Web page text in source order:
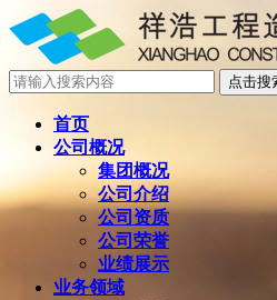
首页
公司概况
集团概况
公司介绍
公司资质
公司荣誉
业绩展示
业务领域